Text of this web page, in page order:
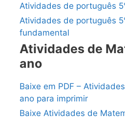
Atividades de português
Atividades de português
fundamental
Atividades de
ano
Baixe em PDF –
ano para imprimir
Baixe Atividades de